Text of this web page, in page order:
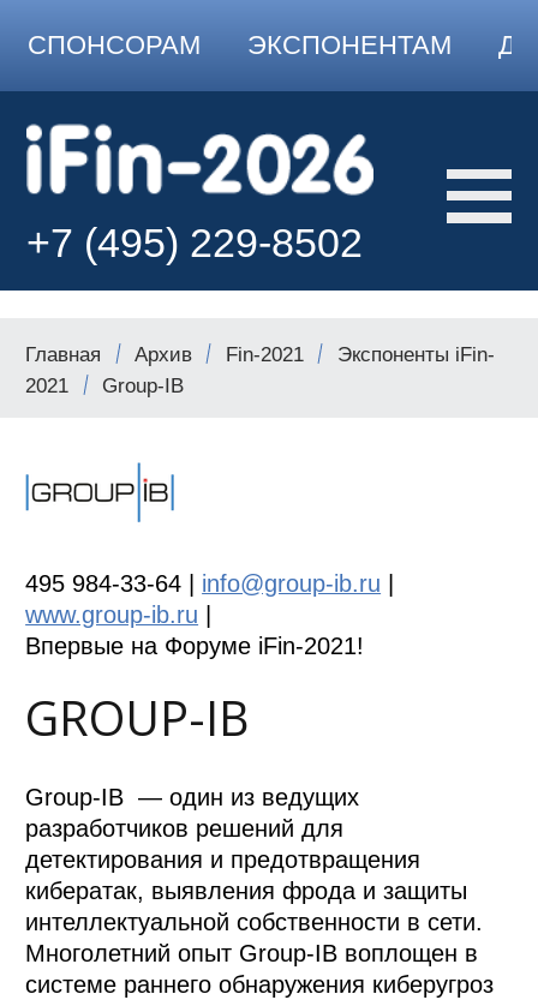
СПОНСОРАМ ЭКСПОНЕНТАМ
+7 (495) 229-8502
Главная Архив Fin-2021
Экспоненты iFin-
2021
Group-IB
495 984-33-64 | info@group-ib.ru
www.group-ib.ru
Впервые на Форуме iFin-2021!
GROUP-IB
Group-IB — один из ведущих
разработчиков решений для
детектирования и предотвращения
кибератак, выявления фрода и защиты
интеллектуальной собственности в сети.
Многолетний опыт Group-IB воплощен в
системе раннего обнаружения киберугроз